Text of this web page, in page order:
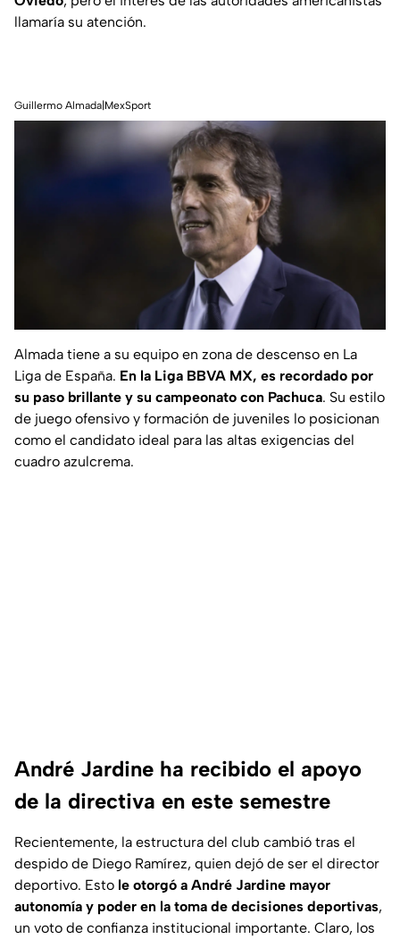
llamaría su atención.
Guillermo Almada|MexSport
Almada tiene a su equipo en zona de descenso en La
Liga de España. En la Liga BBVA MX, es recordado por
su paso brillante y su campeonato con Pachuca. Su estilo
de juego ofensivo y formación de juveniles lo posicionan
como el candidato ideal para las altas exigencias del
cuadro azulcrema.
André Jardine ha recibido el apoyo
de la directiva en este semestre
Recientemente, la estructura del club cambió tras el
despido de Diego Ramírez, quien dejó de ser el director
deportivo. Esto le otorgó a André Jardine mayor
autonomía y poder en la toma de decisiones deportivas,
un voto de confianza institucional importante. Claro, los